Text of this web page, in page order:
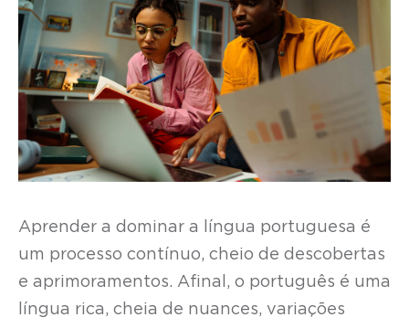
Aprender a dominar a língua portuguesa é
um processo contínuo, cheio de descobertas
e aprimoramentos. Afinal, o português é uma
língua rica, cheia de nuances, variações